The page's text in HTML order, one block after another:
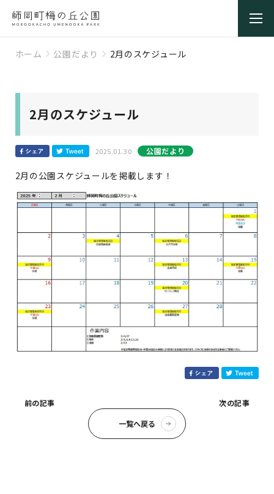
ホーム 公園だより 2月のスケジュール
2月のスケジュール
2025.01.30 公園だより
2月の公園スケジュールを掲載します！
前の記事
一覧へ戻る
次の記事